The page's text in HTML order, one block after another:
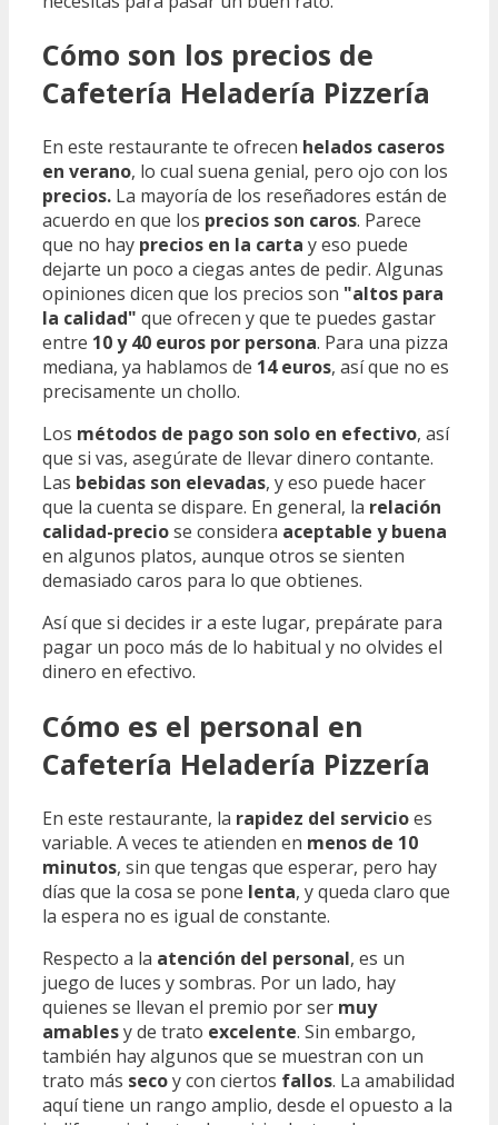
Cómo son los precios de
Cafetería Heladería Pizzería
En este restaurante te ofrecen helados caseros
en verano, lo cual suena genial, pero ojo con los
precios. La mayoría de los reseñadores están de
acuerdo en que los precios son caros. Parece
que no hay precios en la carta y eso puede
dejarte un poco a ciegas antes de pedir. Algunas
opiniones dicen que los precios son "altos para
la calidad" que ofrecen y que te puedes gastar
entre 10 y 40 euros por persona. Para una pizza
mediana, ya hablamos de 14 euros, así que no es
precisamente un chollo.
Los métodos de pago son solo en efectivo, así
que si vas, asegúrate de llevar dinero contante.
Las bebidas son elevadas, y eso puede hacer
que la cuenta se dispare. En general, la relación
calidad-preciose considera aceptable y buena
en algunos platos, aunque otros se sienten
demasiado caros para lo que obtienes.
Así que si decides ir a este lugar, prepárate para
pagar un poco más de lo habitual y no olvides el
dinero en efectivo.
Cómo es el personal en
Cafetería Heladería Pizzería
En este restaurante, la rapidez del servicioes
variable. A veces te atienden en menos de 10
minutos, sin que tengas que esperar, pero hay
días que la cosa se pone lenta, y queda claro que
la espera no es igual de constante.
Respecto a la atención del personal, es un
juego de luces y sombras. Por un lado, hay
quienes se llevan el premio por ser muy
amablesy de trato excelente. Sin embargo,
también hay algunos que se muestran con un
trato más secoy con ciertos fallos. La amabilidad
aquí tiene un rango amplio, desde el opuesto a la